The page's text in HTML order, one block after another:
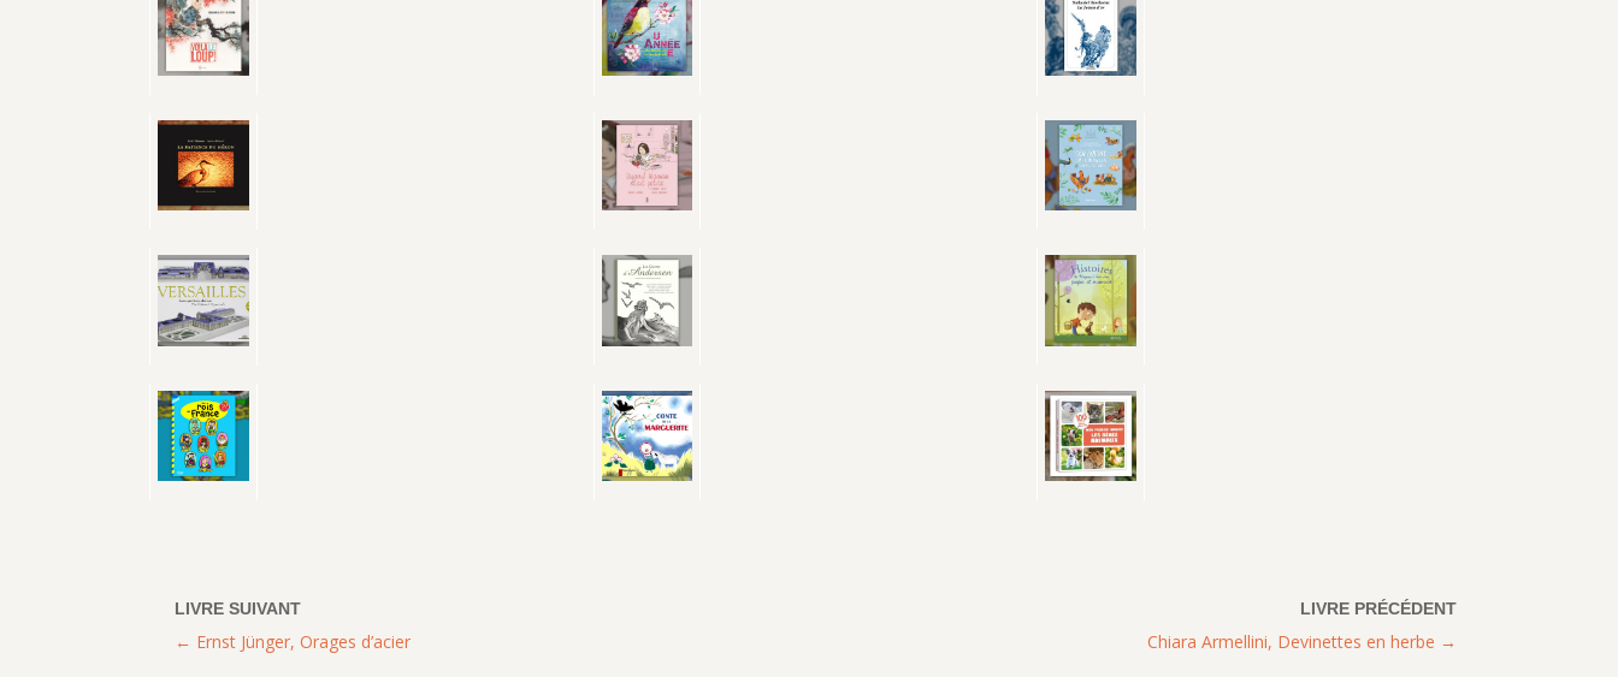
Chiara Armellini, Devinettes en herbe
Ernst Jünger, Orages d’acier